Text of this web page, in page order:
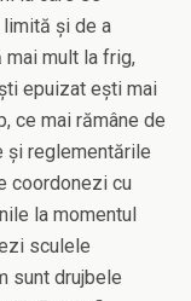
și de a
mai mult la frig,
epuizat ești mai
ce mai rămâne de
și reglementările
coordonezi cu
la momentul
sculele
sunt drujbele